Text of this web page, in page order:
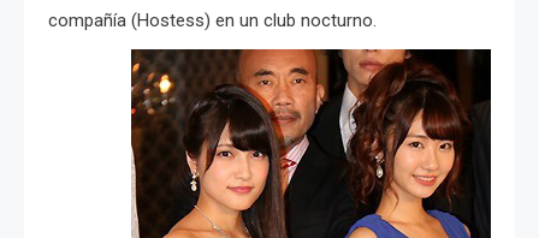
compañía (Hostess) en un club nocturno.